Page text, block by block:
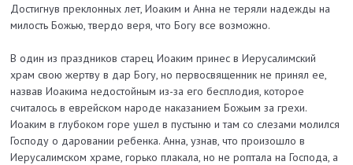
Достигнув преклонных лет, Иоаким и Анна не теряли надежды на
милость Божью, твердо веря, что Богу все возможно.
В один из праздников старец Иоаким принес в Иерусалимский
храм свою жертву в дар Богу, но первосвященник не принял ее,
назвав Иоакима недостойным из-за его бесплодия, которое
считалось в еврейском народе наказанием Божьим за грехи.
Иоаким в глубоком горе ушел в пустыню и там со слезами молился
Господу о даровании ребенка. Анна, узнав, что произошло в
Иерусалимском храме, горько плакала, но не роптала на Господа, а